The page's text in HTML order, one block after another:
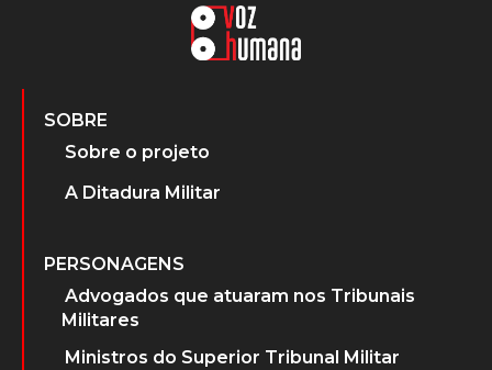
SOBRE
Sobre o projeto
A Ditadura Militar
PERSONAGENS
Advogados que atuaram nos Tribunais
Militares
Ministros do Superior Tribunal Militar